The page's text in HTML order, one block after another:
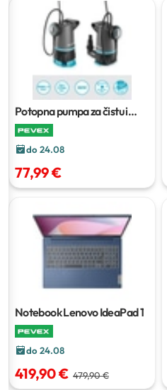
Potopna pumpa za čistu i
prljavu vodu Gardena
20000 Basic
do 24.08
77,99 €
Notebook Lenovo IdeaPad 1
do 24.08
419,90 € 479,90 €